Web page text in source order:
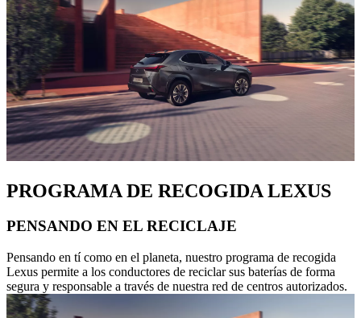
PROGRAMA DE RECOGIDA LEXUS
PENSANDO EN EL RECICLAJE
Pensando en tí como en el planeta, nuestro programa de recogida
Lexus permite a los conductores de reciclar sus baterías de forma
segura y responsable a través de nuestra red de centros autorizados.